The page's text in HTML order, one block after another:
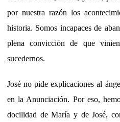
por nuestra razón los
historia. Somos incapaces de
plena convicción de que
sucedernos.
José no pide explicaciones al
en la Anunciación. Por eso,
docilidad de María y de José,